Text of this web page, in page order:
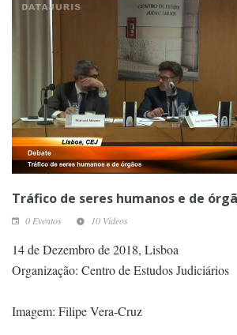
Tráfico de seres humanos e de
0 Eventos 10 Vídeos
14 de Dezembro de 2018, Lisboa
Organização: Centro de Estudos Judiciários
Imagem: Filipe Vera-Cruz